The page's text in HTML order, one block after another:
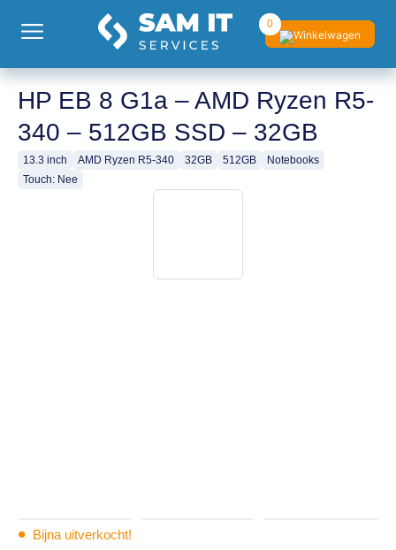
0
HP EB 8 G1a – AMD Ryzen R5-
340 – 512GB SSD – 32GB
13.3 inch AMD Ryzen R5-340 32GB 512GB
Notebooks
Touch: Nee
• Bijna uitverkocht!